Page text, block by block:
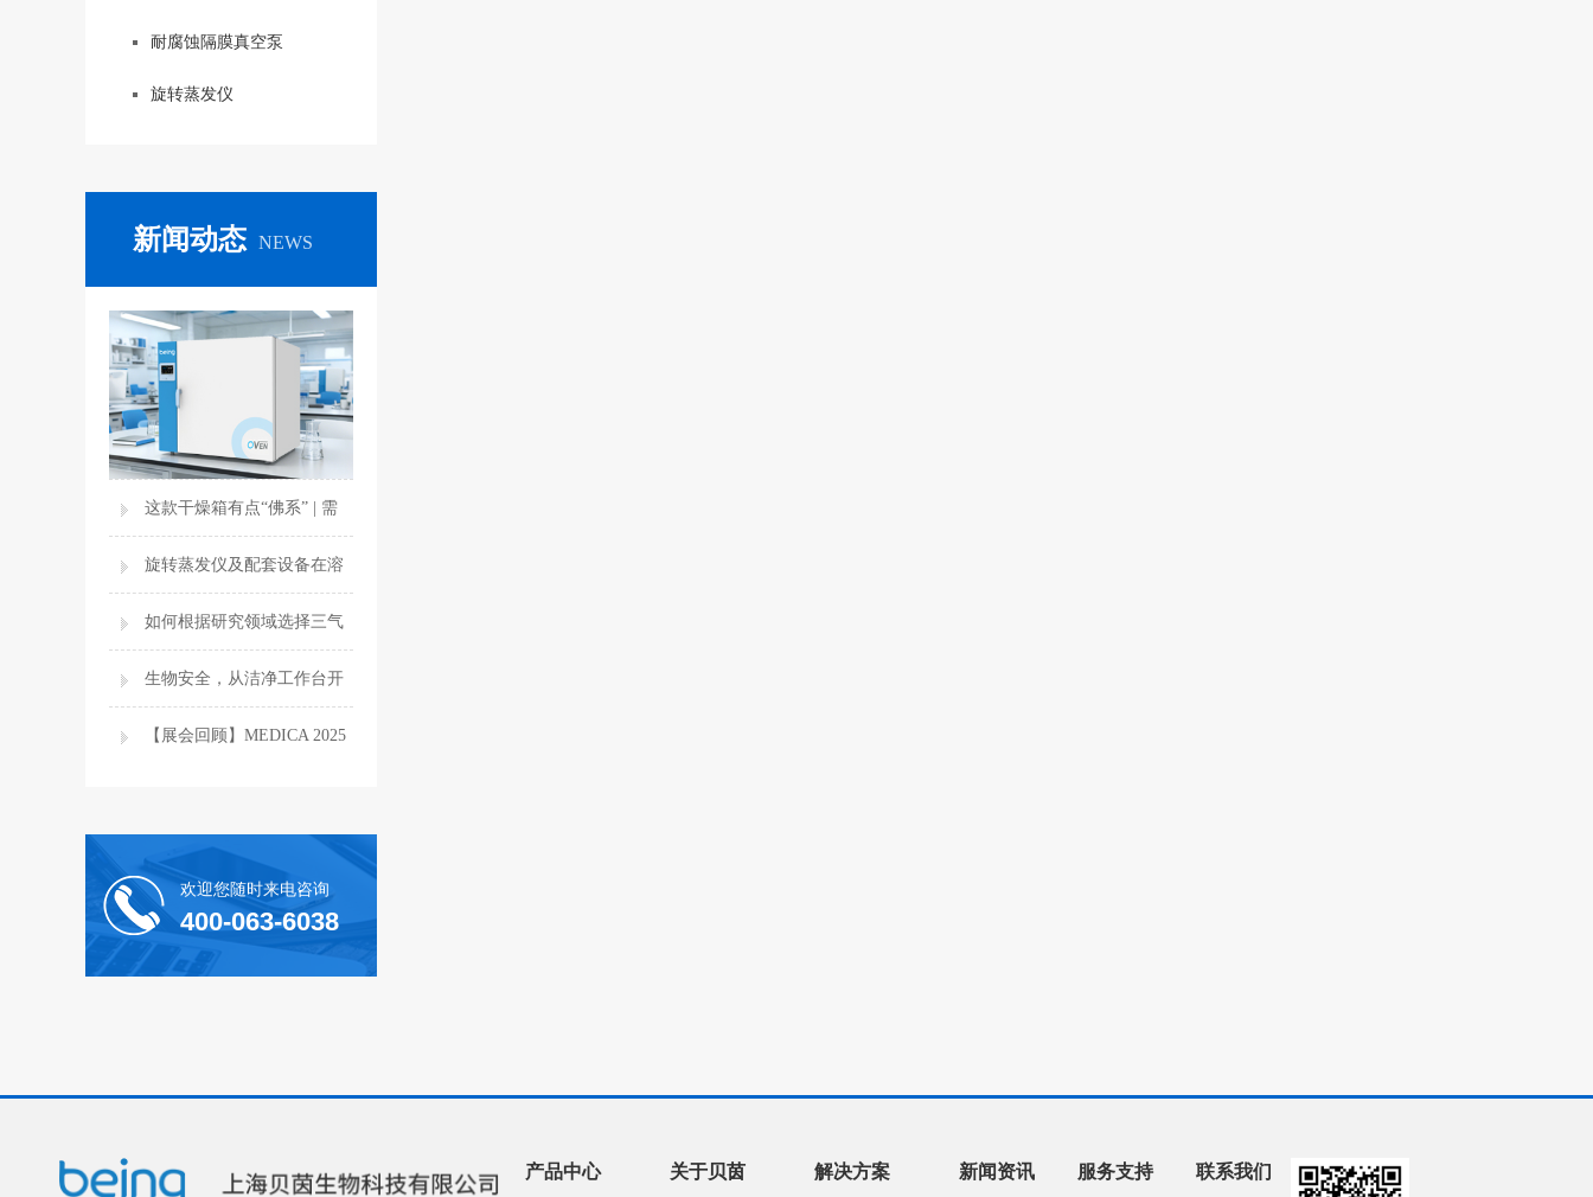
耐腐蚀隔膜真空泵
旋转蒸发仪
新闻动态 NEWS
这款干燥箱有点“佛系” | 需
要自然对流干燥箱的N个时
刻
旋转蒸发仪及配套设备在溶
剂回收与样品前处理中的应
用
如何根据研究领域选择三气
培养箱？应用场景指南
生物安全，从洁净工作台开
始
【展会回顾】MEDICA 2025
茵稳步前行
欢迎您随时来电咨询
400-063-6038
产品中心 关于贝茵 解决方案 新闻资讯 服务支持 联系我们